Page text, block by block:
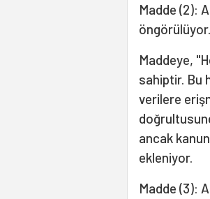
Madde (2):
öngörülüyor.
Maddeye,
sahiptir. Bu
verilere
ancak
ekleniyor.
Madde (3):